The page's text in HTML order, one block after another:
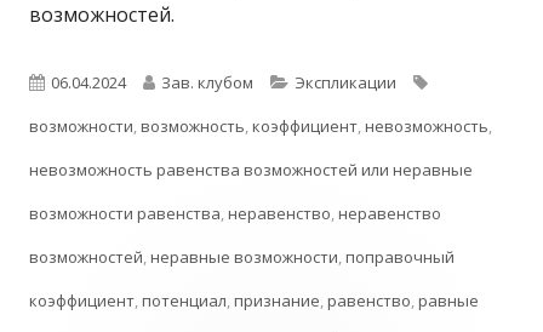
возможностей.
Опубликовано
06.04.2024 Автор
Зав. клубом Рубрики
Экспликации
возможности,возможность,коэффициент,невозможность,
невозможность равенства возможностей или неравные
возможности равенства,неравенство,неравенство
возможностей,неравные возможности,поправочный
коэффициент,потенциал,признание,равенство,равные